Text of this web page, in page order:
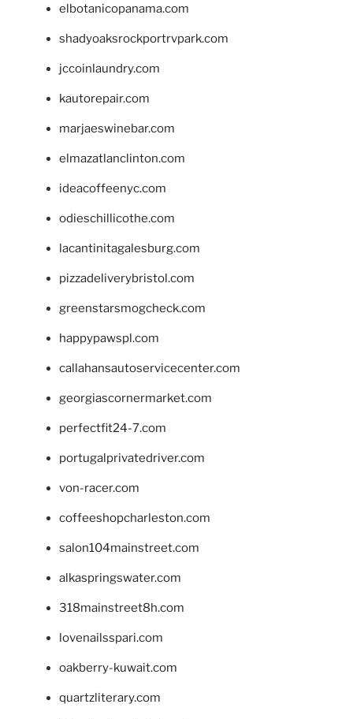
elbotanicopanama.com
shadyoaksrockportrvpark.com
jccoinlaundry.com
kautorepair.com
marjaeswinebar.com
elmazatlanclinton.com
ideacoffeenyc.com
odieschillicothe.com
lacantinitagalesburg.com
pizzadeliverybristol.com
greenstarsmogcheck.com
happypawspl.com
callahansautoservicecenter.com
georgiascornermarket.com
perfectfit24-7.com
portugalprivatedriver.com
von-racer.com
coffeeshopcharleston.com
salon104mainstreet.com
alkaspringswater.com
318mainstreet8h.com
lovenailsspari.com
oakberry-kuwait.com
quartzliterary.com